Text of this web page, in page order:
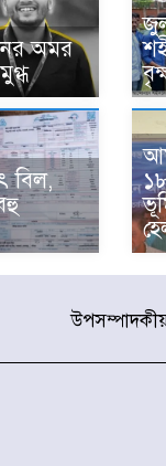
অমর
বিল,